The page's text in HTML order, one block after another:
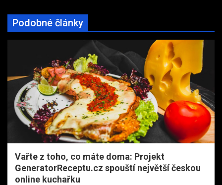
Podobné články
Vařte z toho, co máte doma: Projekt
GeneratorReceptu.cz spouští největší českou
online kuchařku